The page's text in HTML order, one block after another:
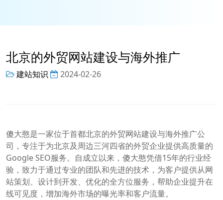
北京的外贸网站建设与海外推广
建站知识 2024-02-26
傻大憨是一家位于首都北京的外贸网站建设与海外推广公
司，专注于为北京及周边三河四省的外贸企业提供高质量的
Google SEO服务。自成立以来，傻大憨凭借15年的行业经
验，致力于通过专业的团队和先进的技术，为客户提供从网
站策划、设计到开发、优化的全方位服务，帮助企业提升在
线可见度，增加海外市场的曝光率和客户流量。